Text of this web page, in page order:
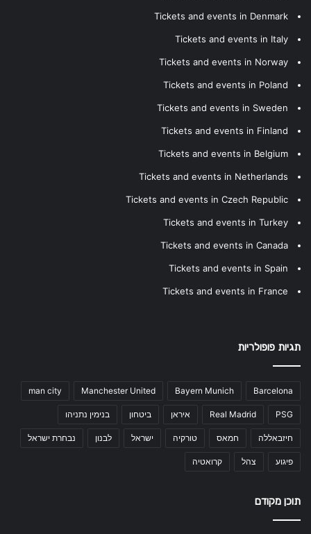
Tickets and events in Denmark
Tickets and events in Italy
Tickets and events in Norway
Tickets and events in Poland
Tickets and events in Sweden
Tickets and events in Finland
Tickets and events in Belgium
Tickets and events in Netherlands
Tickets and events in Czech Republic
Tickets and events in Turkey
Tickets and events in Canada
Tickets and events in Spain
Tickets and events in France
תגיות פופולריות
Barcelona
Bayern Munich
Manchester United
man city
PSG
Real Madrid איראן ביטחון בנימין נתניהו
חיזבאללה חמאס טורקיה ישראל לבנון נבחרת ישראל
פיגוע צהל קרואטיה
תוכן מקודם